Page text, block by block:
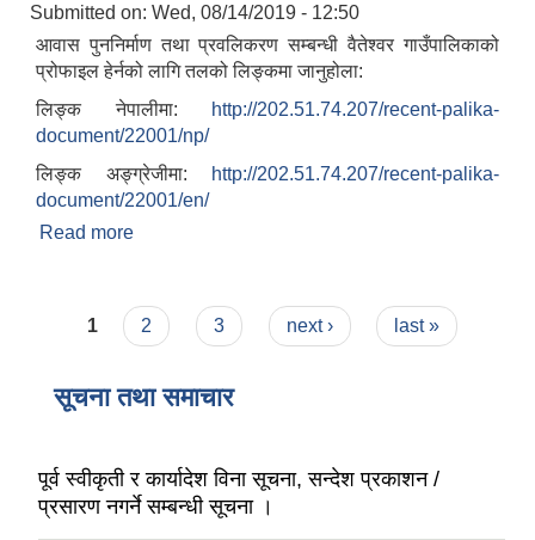
Submitted on: Wed, 08/14/2019 - 12:50
आवास पुननिर्माण तथा प्रवलिकरण सम्बन्धी वैतेश्वर गाउँपालिकाको
प्रोफाइल हेर्नको लागि तलको लिङ्कमा जानुहोला:
लिङ्क नेपालीमा:
http://202.51.74.207/recent-palika-
document/22001/np/
लिङ्क अङ्ग्रेजीमा:
http://202.51.74.207/recent-palika-
document/22001/en/
Read more
Pages
1 2 3 next › last »
सूचना तथा समाचार
पूर्व स्वीकृती र कार्यादेश विना सूचना, सन्देश प्रकाशन /
प्रसारण नगर्ने सम्बन्धी सूचना ।